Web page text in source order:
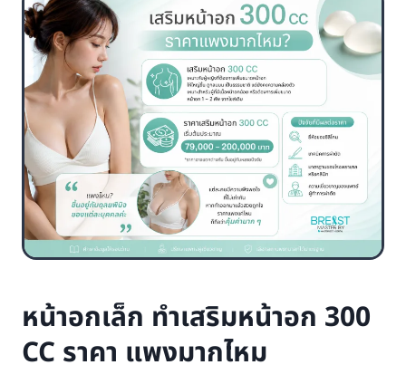
หน้าอกเล็ก ทำเสริมหน้าอก 300
CC ราคา แพงมากไหม